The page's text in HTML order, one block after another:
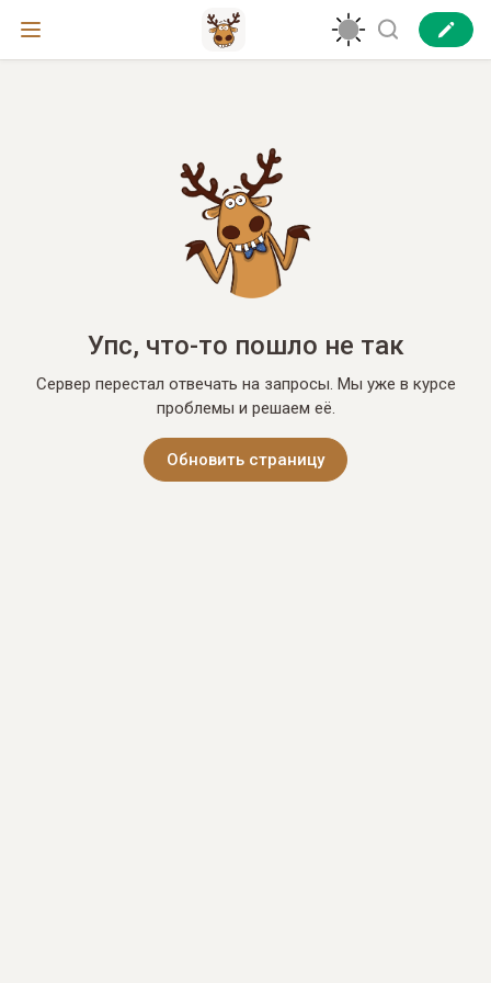
Упс, что-то пошло не так
Сервер перестал отвечать на запросы. Мы уже в курсе
проблемы и решаем её.
Обновить страницу